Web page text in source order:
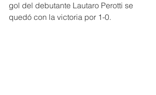
gol del debutante Lautaro Perotti se
quedó con la victoria por 1-0.